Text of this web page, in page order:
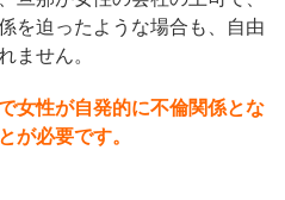
を迫ったような場合も、自由
ません。
女性が自発的に不倫関係とな
が必要です。